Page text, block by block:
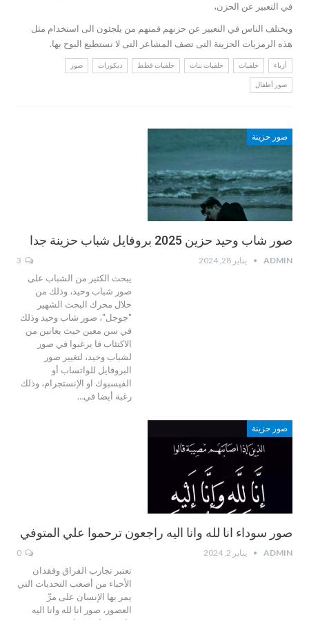
في التعبير عن الحزن،
ويختلف الناس في التعبير عن حزنهم فمنهم من يلجئون الى استخدام مثل
هذه الرمزيات الحزينة التى تصف المشاعر التى لا نستطيع البوح بها.
أزياء خلفيات خلفيات بنات خلفيات قطط ديكورات صور
صور أطفال
صور حزينة
صور شاب وحيد حزين 2025 بروفايل شباب حزينة جدا
ADMIN يناير 28, 2024
يبحث الكثير من الشباب على
صور شباب وحيد، وذلك من
خلال محرك البحث الشهير
"جوجل"، صور شاب وحيد وذلك
في سن معين حيث يعانين من
الاكتئاب فا يرغبوا في صور
لشباب وحيد، لتغيير صور
البروفايل للواتساب أو
الفيسبوك او الإنستجرام، وذلك
رغبة أيضا في…
صور حزينة
صور سوداء انا لله وانا اليه راجعون ترحموا علي المتوفي
ADMIN يناير 2, 2024
تعتبر تجارب الفراق وفقدان
الأحباء من أصعب التحديات التي
يمر بها الإنسان على مرِّ
العصور، صور انا لله وانا اليه